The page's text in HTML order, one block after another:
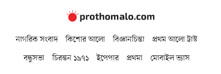
নাগরিক সংবাদ কিশোর আলো বিজ্ঞানচিন্তা
প্রথম আলো ট্রাস্ট
বন্ধুসভা
চিরন্তন ১৯৭১ ইপেপার প্রথমা মোবাইল ভ্যাস